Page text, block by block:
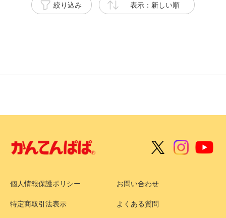
絞り込み 表示：新しい順
個人情報保護ポリシー お問い合わせ
特定商取引法表示 よくある質問